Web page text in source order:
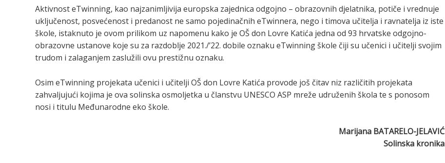
Aktivnost eTwinning, kao najzanimljivija europska zajednica odgojno – obrazovnih djelatnika, potiče i vrednuje
uključenost, posvećenost i predanost ne samo pojedinačnih eTwinnera, nego i timova učitelja i ravnatelja iz iste
škole, istaknuto je ovom prilikom uz napomenu kako je OŠ don Lovre Katića jedna od 93 hrvatske odgojno-
obrazovne ustanove koje su za razdoblje 2021./’22. dobile oznaku eTwinning škole čiji su učenici i učitelji svojim
trudom i zalaganjem zaslužili ovu prestižnu oznaku.
Osim eTwinning projekata učenici i učitelji OŠ don Lovre Katića provode još čitav niz različitih projekata
zahvaljujući kojima je ova solinska osmoljetka u članstvu UNESCO ASP mreže udruženih škola te s ponosom
nosi i titulu Međunarodne eko škole.
Marijana BATARELO-JELAVIĆ
Solinska kronika